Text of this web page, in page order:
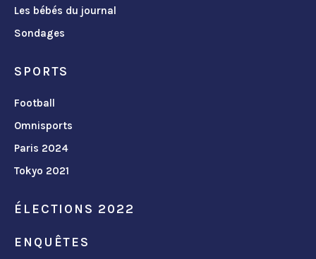
Les bébés du journal
Sondages
SPORTS
Football
Omnisports
Paris 2024
Tokyo 2021
ÉLECTIONS 2022
ENQUÊTES